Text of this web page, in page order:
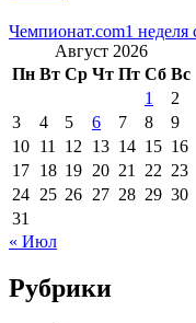
Чемпионат.com1 неделя
Август 2026
Пн Вт Ср Чт Пт Сб Вс
1
2
3
4 5 6 7 8
9
10 11 12 13 14 15 16
17 18 19 20 21 22 23
24 25 26 27 28 29 30
31
« Июл
Рубрики